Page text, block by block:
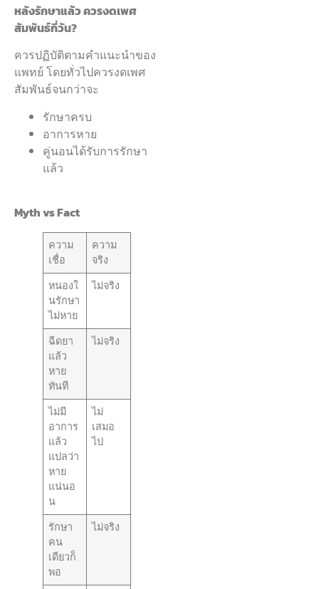
หลังรักษาแล้ว ควรงดเพศ
สัมพันธ์กี่วัน?
ควรปฏิบัติตามคำแนะนำของ
แพทย์ โดยทั่วไปควรงดเพศ
สัมพันธ์จนกว่าจะ
รักษาครบ
อาการหาย
คู่นอนได้รับการรักษา
แล้ว
Myth vs Fact
ความ
เชื่อ
ความ
จริง
หนองใ
นรักษา
ไม่หาย
ไม่จริง
ฉีดยา
แล้ว
หาย
ทันที
ไม่จริง
ไม่มี
อาการ
แล้ว
แปลว่า
หาย
แน่นอ
น
ไม่
เสมอ
ไป
รักษา
คน
เดียวก็
พอ
ไม่จริง